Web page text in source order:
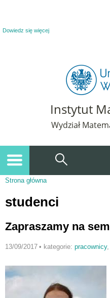
Dowiedz się więcej
Instytut
Wydział
Strona główna
studenci
Zapraszamy na
13/09/2017 • kategorie: pracownicy,